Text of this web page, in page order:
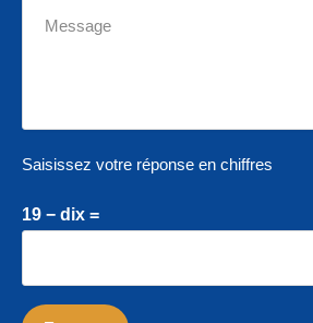
Saisissez votre réponse en chiffres
19 − dix =